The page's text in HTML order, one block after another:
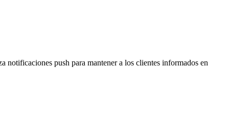
notificaciones push para mantener a los clientes informados en